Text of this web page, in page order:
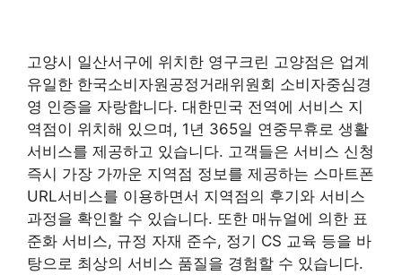
고양시 일산서구에 위치한 영구크린 고양점은 업계
유일한 한국소비자원공정거래위원회 소비자중심경
영 인증을 자랑합니다. 대한민국 전역에 서비스 지
역점이 위치해 있으며, 1년 365일 연중무휴로 생활
서비스를 제공하고 있습니다. 고객들은 서비스 신청
즉시 가장 가까운 지역점 정보를 제공하는 스마트폰
URL서비스를 이용하면서 지역점의 후기와 서비스
과정을 확인할 수 있습니다. 또한 매뉴얼에 의한 표
준화 서비스, 규정 자재 준수, 정기 CS 교육 등을 바
탕으로 최상의 서비스 품질을 경험할 수 있습니다.